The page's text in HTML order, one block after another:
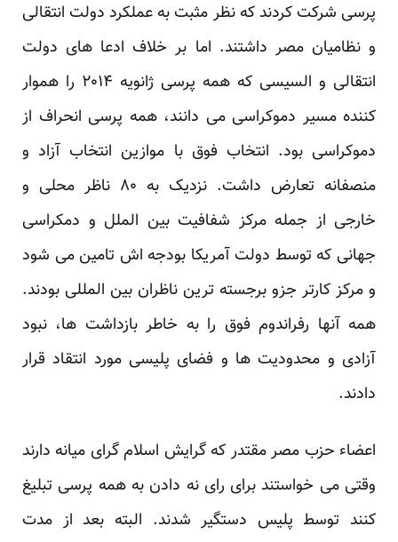
پرسی شرکت کردند که نظر مثبت به عملکرد دولت انتقالی
و نظامیان مصر داشتند. اما بر خلاف ادعا های دولت
انتقالی و السیسی که همه پرسی ژانویه ۲۰۱۴ را هموار
کننده مسیر دموکراسی می دانند، همه پرسی انحراف از
دموکراسی بود. انتخاب فوق با موازین انتخاب آزاد و
منصفانه تعارض داشت. نزدیک به ۸۰ ناظر محلی و
خارجی از جمله مرکز شفافیت بین الملل و دمکراسی
جهانی که توسط دولت آمریکا بودجه اش تامین می شود
و مرکز کارتر جزو برجسته ترین ناظران بین المللی بودند.
همه آنها رفراندوم فوق را به خاطر بازداشت ها، نبود
آزادی و محدودیت ها و فضای پلیسی مورد انتقاد قرار
دادند.
اعضاء حزب مصر مقتدر که گرایش اسلام گرای میانه دارند
وقتی می خواستند برای رای نه دادن به همه پرسی تبلیغ
کنند توسط پلیس دستگیر شدند. البته بعد از مدت